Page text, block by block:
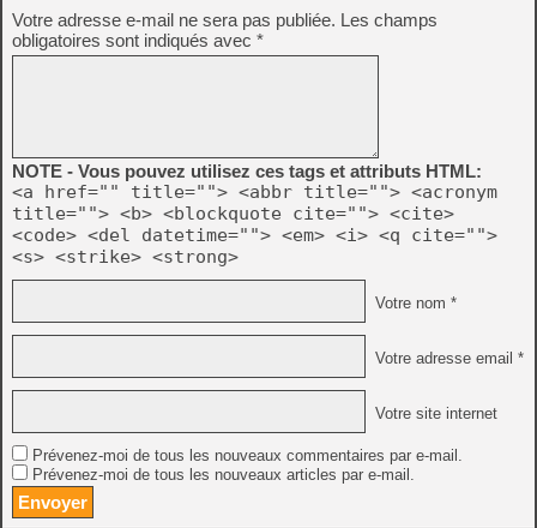
Votre adresse e-mail ne sera pas publiée. Les champs
obligatoires sont indiqués avec *
NOTE - Vous pouvez utilisez ces tags et attributs HTML:
<a href="" title=""> <abbr title=""> <acronym
title=""> <b> <blockquote cite=""> <cite>
<code> <del datetime=""> <em> <i> <q cite="">
<s> <strike> <strong>
Votre nom *
Votre adresse email *
Votre site internet
Prévenez-moi de tous les nouveaux commentaires par e-mail.
Prévenez-moi de tous les nouveaux articles par e-mail.